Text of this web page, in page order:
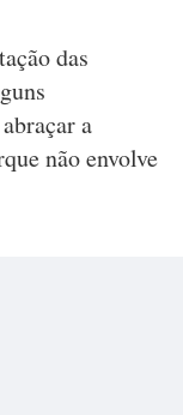
das
a
não envolve